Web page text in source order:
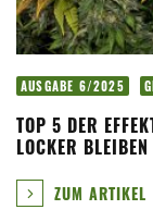
AUSGABE 6/2025
TOP 5 DER
LOCKER BLEIBEN
ZUM ARTIKEL